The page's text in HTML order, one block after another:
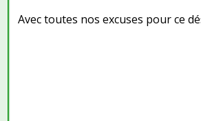
Avec toutes nos excuses pour ce